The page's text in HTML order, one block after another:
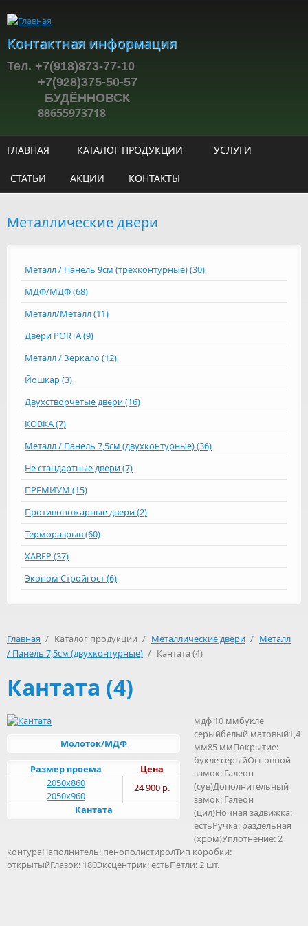
Контактная информация
Тел. +7(918)873-77-10
+7(928)375-50-57
БУДЁННОВСК
88655973718
ГЛАВНАЯ КАТАЛОГ ПРОДУКЦИИ УСЛУГИ
СТАТЬИ АКЦИИ КОНТАКТЫ
Металлические двери
Металл / Панель 9см (трёхконтурные) (30)
МДФ/МДФ (68)
Металл/Металл (11)
Двери PORTA (9)
Металл / Зеркало (12)
Йошкар (3)
Двухстворчетые двери (16)
КОВКА (7)
Металл / Панель 7,5см (двухконтурные) (36)
Не стандартные двери (7)
ПРЕМИУМ (15)
Противопожарные двери (2)
Терморазрыв (60)
ХАВЕР (37)
Эконом Стройгост (6)
Главная / Каталог продукции / Металлические двери / Металл
/ Панель 7,5см (двухконтурные) / Кантата (4)
Кантата (4)
Молоток/МДФ
Цена
Размер проема
24 900 р.
2050х860
2050х960
Кантата
мдф 10 ммбукле
серыйбелый матовый1,4
мм85 ммПокрытие:
букле серыйОсновной
замок: Галеон
(сув)Дополнительный
замок: Галеон
(цил)Ночная задвижка:
естьРучка: раздельная
(хром)Уплотнение: 2
контураНаполнитель: пенополистиролТип коробки:
открытыйГлазок: 180Эксцентрик: естьПетли: 2 шт.